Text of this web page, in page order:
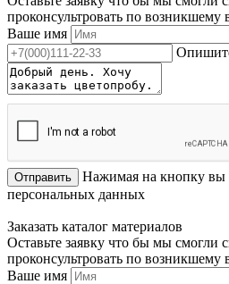
проконсультровать по возникшему
Ваше имя
Отправить
Нажимая на кнопку вы
персональных данных
Заказать каталог материалов
Оставьте заявку что бы мы смогли
проконсультровать по возникшему
Ваше имя